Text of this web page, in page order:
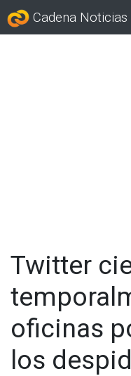
Cadena Noticias
Twitter
oficinas
los